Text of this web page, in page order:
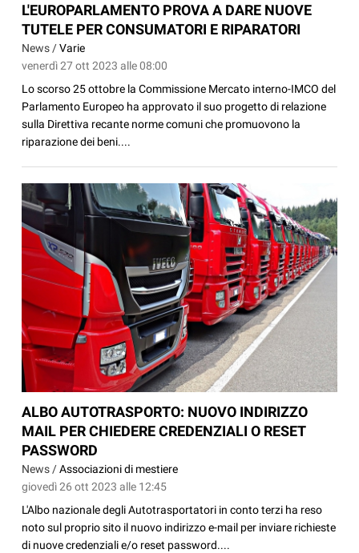
L'EUROPARLAMENTO PROVA A DARE NUOVE
TUTELE PER CONSUMATORI E RIPARATORI
News /Varie
venerdì 27 ott 2023 alle 08:00
Lo scorso 25 ottobre la Commissione Mercato interno-IMCO del
Parlamento Europeo ha approvato il suo progetto di relazione
sulla Direttiva recante norme comuni che promuovono la
riparazione dei beni....
ALBO AUTOTRASPORTO: NUOVO INDIRIZZO
MAIL PER CHIEDERE CREDENZIALI O RESET
PASSWORD
News /Associazioni di mestiere
giovedì 26 ott 2023 alle 12:45
L'Albo nazionale degli Autotrasportatori in conto terzi ha reso
noto sul proprio sito il nuovo indirizzo e-mail per inviare richieste
di nuove credenziali e/o reset password....